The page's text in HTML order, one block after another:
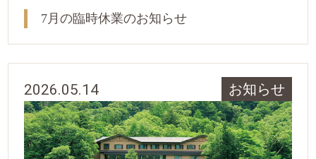
7月の臨時休業のお知らせ
2026.05.14 お知らせ